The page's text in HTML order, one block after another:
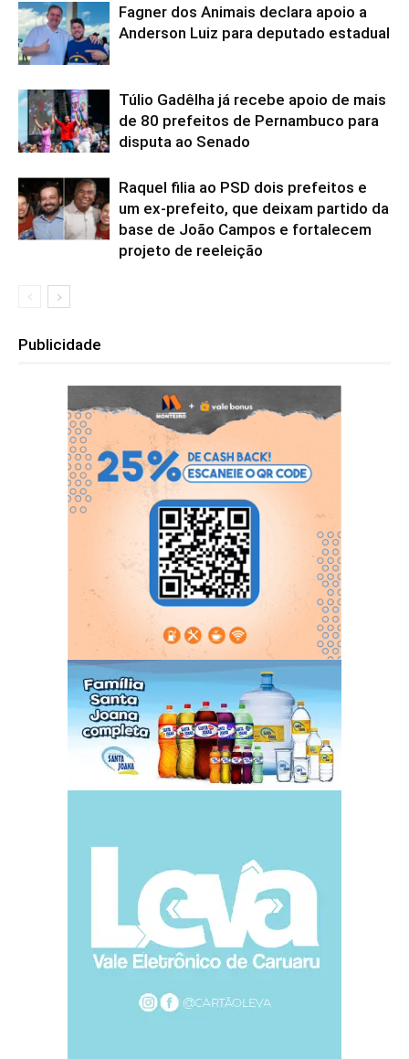
Fagner dos Animais declara apoio a
Anderson Luiz para deputado estadual
Túlio Gadêlha já recebe apoio de mais
de 80 prefeitos de Pernambuco para
disputa ao Senado
Raquel filia ao PSD dois prefeitos e
um ex-prefeito, que deixam partido da
base de João Campos e fortalecem
projeto de reeleição
Publicidade